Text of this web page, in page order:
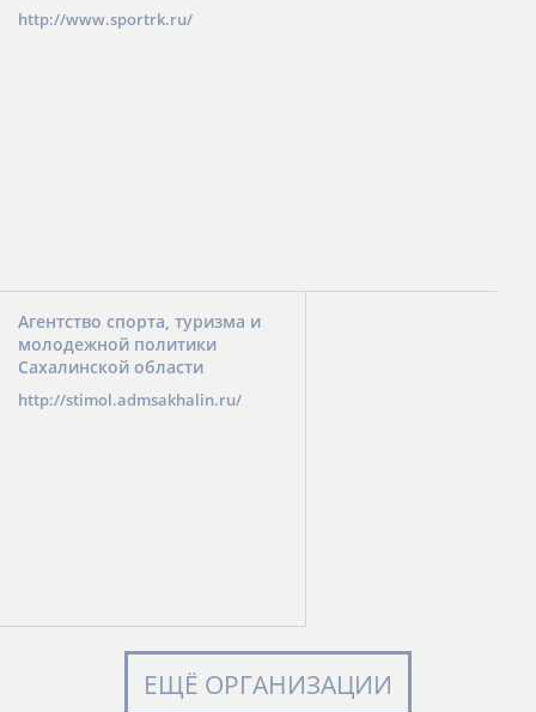
http://www.sportrk.ru/
Агентство спорта, туризма и
молодежной политики
Сахалинской области
http://stimol.admsakhalin.ru/
ЕЩЁ ОРГАНИЗАЦИИ